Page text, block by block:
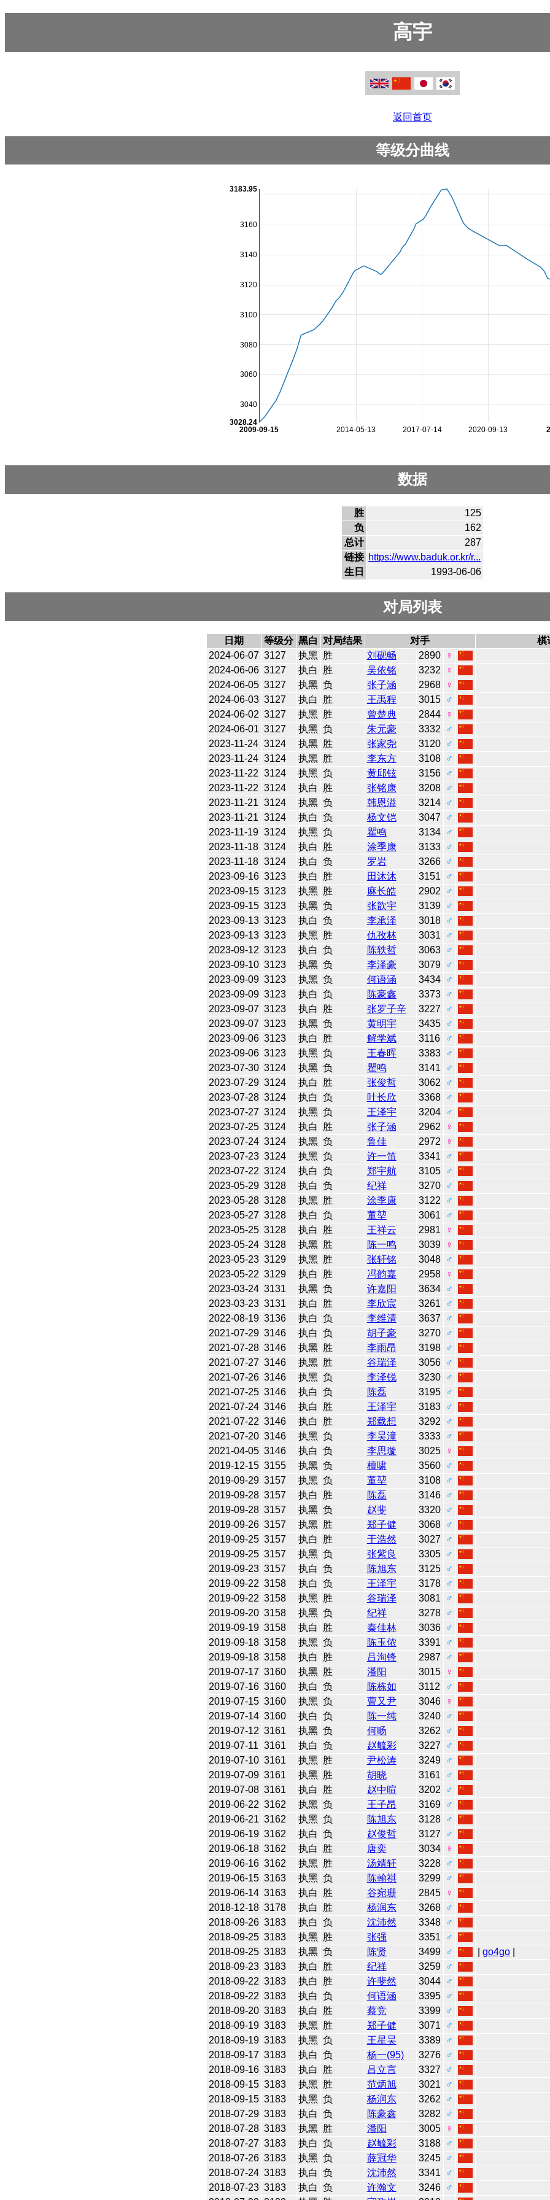
高宇
返回首页
等级分曲线
2014-05-13 2017-07-14 2020-09-13
2009-09-15
3040
3060
3080
3100
3120
3140
3160
3028.24
3183.95
数据
胜
125
负
162
总计
287
链接 https://www.baduk.or.kr/r...
生日
1993-06-06
对局列表
日期 等级分 黑白 对局结果 对手
棋
2024-06-07 3127 执黑 胜 刘砚畅 2890
♀
2024-06-06 3127 执白 胜 吴依铭 3232
♀
2024-06-05 3127 执黑 负 张子涵 2968
♀
2024-06-03 3127 执白 胜 王禹程 3015
♂
2024-06-02 3127 执黑 胜 曾楚典 2844
♀
2024-06-01 3127 执黑 负 朱元豪 3332
♂
2023-11-24 3124 执黑 胜 张家尧 3120
♂
2023-11-24 3124 执黑 胜 李东方 3108
♂
2023-11-22 3124 执黑 负 黄邱铉 3156
♂
2023-11-22 3124 执白 胜 张铭康 3208
♂
2023-11-21 3124 执黑 负 韩恩溢 3214
♂
2023-11-21 3124 执白 负 杨文铠 3047
♂
2023-11-19 3124 执黑 负 瞿鸣 3134
♂
2023-11-18 3124 执白 胜 涂季康 3133
♂
2023-11-18 3124 执白 负 罗岩 3266
♂
2023-09-16 3123 执白 胜 田沐沐 3151
♂
2023-09-15 3123 执黑 胜 麻长皓 2902
♂
2023-09-15 3123 执黑 负 张歆宇 3139
♂
2023-09-13 3123 执白 负 李承泽 3018
♂
2023-09-13 3123 执黑 胜 仇孜林 3031
♂
2023-09-12 3123 执白 负 陈轶哲 3063
♂
2023-09-10 3123 执黑 负 李泽豪 3079
♂
2023-09-09 3123 执黑 负 何语涵 3434
♂
2023-09-09 3123 执白 负 陈豪鑫 3373
♂
2023-09-07 3123 执白 胜 张罗子辛 3227
♂
2023-09-07 3123 执黑 负 黄明宇 3435
♂
2023-09-06 3123 执白 胜 解学斌 3116
♂
2023-09-06 3123 执黑 负 王春晖 3383
♂
2023-07-30 3124 执黑 负 瞿鸣 3141
♂
2023-07-29 3124 执白 胜 张俊哲 3062
♂
2023-07-28 3124 执白 负 叶长欣 3368
♂
2023-07-27 3124 执黑 负 王泽宇 3204
♂
2023-07-25 3124 执白 胜 张子涵 2962
♀
2023-07-24 3124 执黑 负 鲁佳 2972
♀
2023-07-23 3124 执黑 负 许一笛 3341
♂
2023-07-22 3124 执白 负 郑宇航 3105
♂
2023-05-29 3128 执白 负 纪祥 3270
♂
2023-05-28 3128 执黑 胜 涂季康 3122
♂
2023-05-27 3128 执白 负 董堃 3061
♂
2023-05-25 3128 执白 胜 王祥云 2981
♀
2023-05-24 3128 执黑 胜 陈一鸣 3039
♀
2023-05-23 3129 执黑 胜 张轩铭 3048
♂
2023-05-22 3129 执白 胜 冯韵嘉 2958
♀
2023-03-24 3131 执黑 负 许嘉阳 3634
♂
2023-03-23 3131 执白 胜 李欣宸 3261
♂
2022-08-19 3136 执白 负 李维清 3637
♂
2021-07-29 3146 执白 负 胡子豪 3270
♂
2021-07-28 3146 执黑 胜 李雨昂 3198
♂
2021-07-27 3146 执黑 胜 谷瑞泽 3056
♂
2021-07-26 3146 执黑 负 李泽锐 3230
♂
2021-07-25 3146 执白 负 陈磊 3195
♂
2021-07-24 3146 执白 胜 王泽宇 3183
♂
2021-07-22 3146 执白 胜 郑载想 3292
♂
2021-07-20 3146 执黑 负 李昊潼 3333
♂
2021-04-05 3146 执白 负 李思璇 3025
♀
2019-12-15 3155 执黑 负 檀啸 3560
♂
2019-09-29 3157 执黑 负 董堃 3108
♂
2019-09-28 3157 执白 胜 陈磊 3146
♂
2019-09-28 3157 执黑 负 赵斐 3320
♂
2019-09-26 3157 执黑 胜 郑子健 3068
♂
2019-09-25 3157 执白 胜 于浩然 3027
♂
2019-09-25 3157 执黑 负 张紫良 3305
♂
2019-09-23 3157 执白 负 陈旭东 3125
♂
2019-09-22 3158 执白 负 王泽宇 3178
♂
2019-09-22 3158 执黑 胜 谷瑞泽 3081
♂
2019-09-20 3158 执黑 负 纪祥 3278
♂
2019-09-19 3158 执白 胜 秦佳林 3036
♂
2019-09-18 3158 执黑 负 陈玉侬 3391
♂
2019-09-18 3158 执白 胜 吕洵锋 2987
♂
2019-07-17 3160 执黑 胜 潘阳 3015
♀
2019-07-16 3160 执白 负 陈栋如 3112
♂
2019-07-15 3160 执黑 负 曹又尹 3046
♀
2019-07-14 3160 执白 负 陈一纯 3240
♂
2019-07-12 3161 执黑 负 何旸 3262
♂
2019-07-11 3161 执白 负 赵毓彩 3227
♂
2019-07-10 3161 执黑 胜 尹松涛 3249
♂
2019-07-09 3161 执黑 胜 胡晓 3161
♂
2019-07-08 3161 执白 胜 赵中暄 3202
♂
2019-06-22 3162 执黑 负 王子昂 3169
♂
2019-06-21 3162 执黑 负 陈旭东 3128
♂
2019-06-19 3162 执白 负 赵俊哲 3127
♂
2019-06-18 3162 执白 胜 唐奕 3034
♀
2019-06-16 3162 执黑 胜 汤靖轩 3228
♂
2019-06-15 3163 执黑 负 陈翰祺 3299
♂
2019-06-14 3163 执白 胜 谷宛珊 2845
♀
2018-12-18 3178 执白 胜 杨润东 3268
♂
2018-09-26 3183 执白 负 沈沛然 3348
♂
2018-09-25 3183 执黑 胜 张强 3351
♂
2018-09-25 3183 执黑 负 陈贤 3499 ♂ go4go|
2018-09-23 3183 执白 胜 纪祥 3259
♂
2018-09-22 3183 执白 胜 许斐然 3044
♂
2018-09-22 3183 执白 负 何语涵 3395
♂
2018-09-20 3183 执白 胜 蔡竞 3399
♂
2018-09-19 3183 执黑 胜 郑子健 3071
♂
2018-09-19 3183 执黑 负 王星昊 3389
♂
2018-09-17 3183 执白 负 杨一(95) 3276
♂
2018-09-16 3183 执白 胜 吕立言 3327
♂
2018-09-15 3183 执黑 胜 范炳旭 3021
♂
2018-09-15 3183 执黑 负 杨润东 3262
♂
2018-07-29 3183 执白 负 陈豪鑫 3282
♂
2018-07-28 3183 执黑 胜 潘阳 3005
♀
2018-07-27 3183 执白 负 赵毓彩 3188
♂
2018-07-26 3183 执黑 负 薛冠华 3245
♂
2018-07-24 3183 执白 负 沈沛然 3341
♂
2018-07-23 3183 执白 负 许瀚文 3246
♂